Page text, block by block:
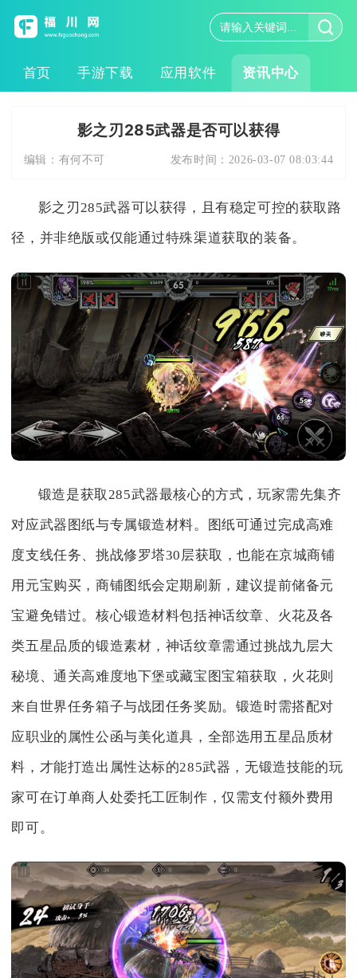
首页 手游下载 应用软件 资讯中心
影之刃285武器是否可以获得
编辑： 有何不可 发布时间： 2026-03-07 08:03:44
影之刃285武器可以获得，且有稳定可控的获取路
径，并非绝版或仅能通过特殊渠道获取的装备。
锻造是获取285武器最核心的方式，玩家需先集齐
对应武器图纸与专属锻造材料。图纸可通过完成高难
度支线任务、挑战修罗塔30层获取，也能在京城商铺
用元宝购买，商铺图纸会定期刷新，建议提前储备元
宝避免错过。核心锻造材料包括神话纹章、火花及各
类五星品质的锻造素材，神话纹章需通过挑战九层大
秘境、通关高难度地下堡或藏宝图宝箱获取，火花则
来自世界任务箱子与战团任务奖励。锻造时需搭配对
应职业的属性公函与美化道具，全部选用五星品质材
料，才能打造出属性达标的285武器，无锻造技能的玩
家可在订单商人处委托工匠制作，仅需支付额外费用
即可。